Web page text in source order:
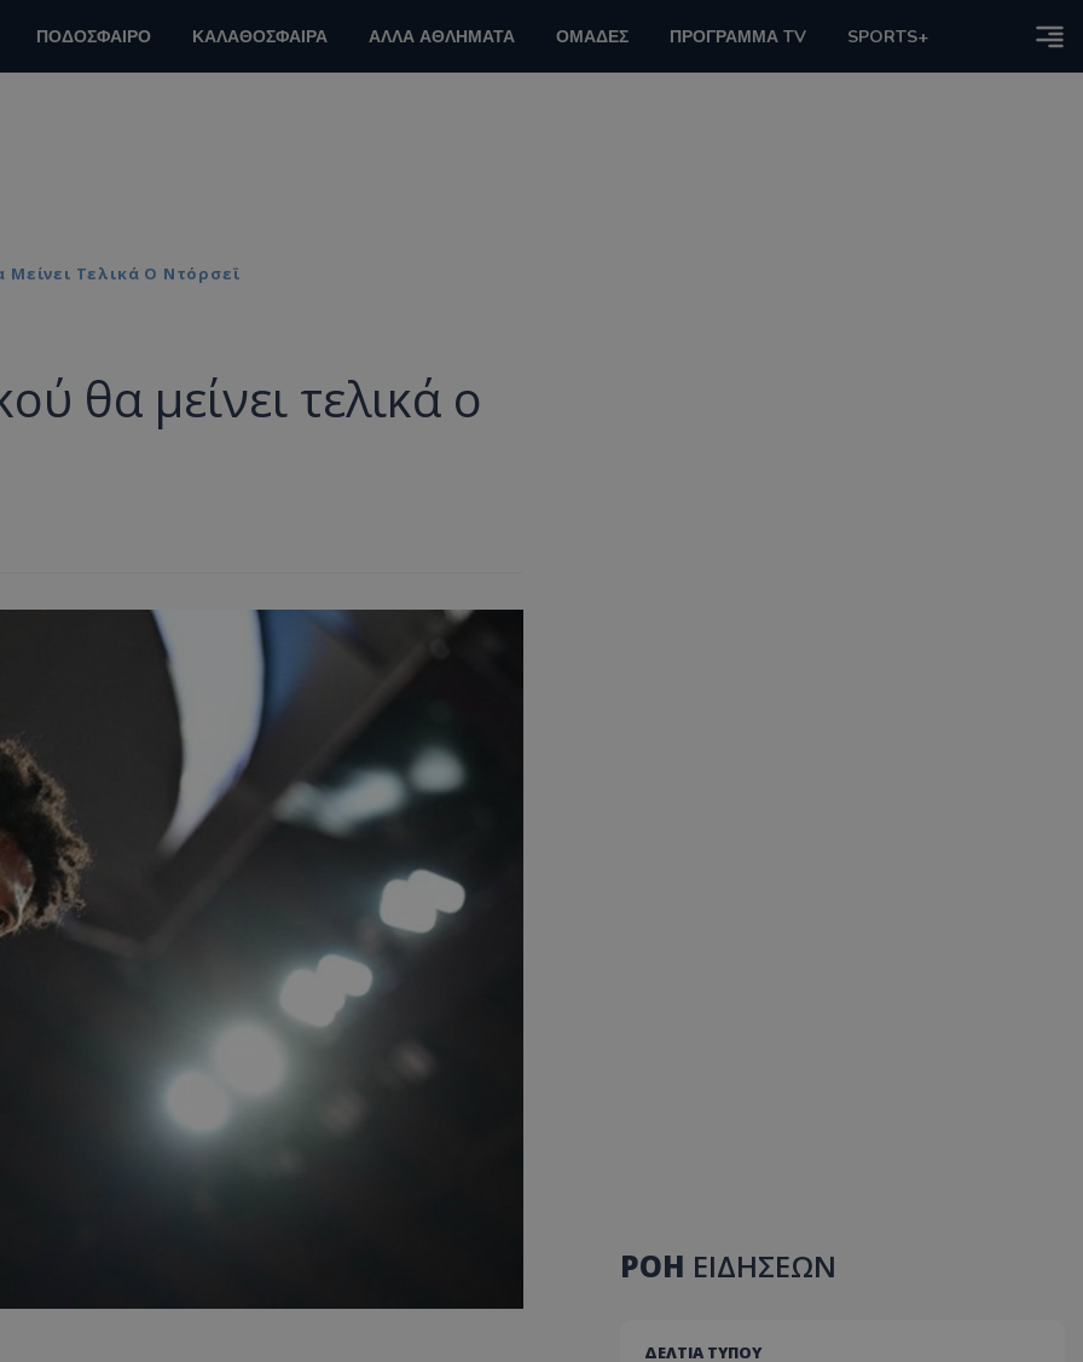
ΠΟΔΟΣΦΑΙΡΟ ΚΑΛΑΘΟΣΦΑΙΡΑ ΑΛΛΑ ΑΘΛΗΜΑΤΑ ΟΜΑΔΕΣ ΠΡΟΓΡΑΜΜΑ TV SPORTS+
Τελικά Ο Ντόρσεϊ
θα μείνει τελικά ο
ΡΟΗ ΕΙΔΗΣΕΩΝ
ΔΕΛΤΙΑ ΤΥΠΟΥ